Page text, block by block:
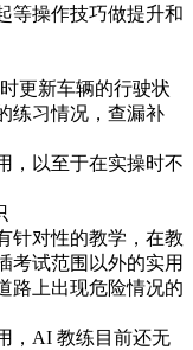
等操作技巧做提升和
更新车辆的行驶状
练习情况，查漏补
，以至于在实操时不
针对性的教学，在教
考试范围以外的实用
路上出现危险情况的
，AI 教练目前还无